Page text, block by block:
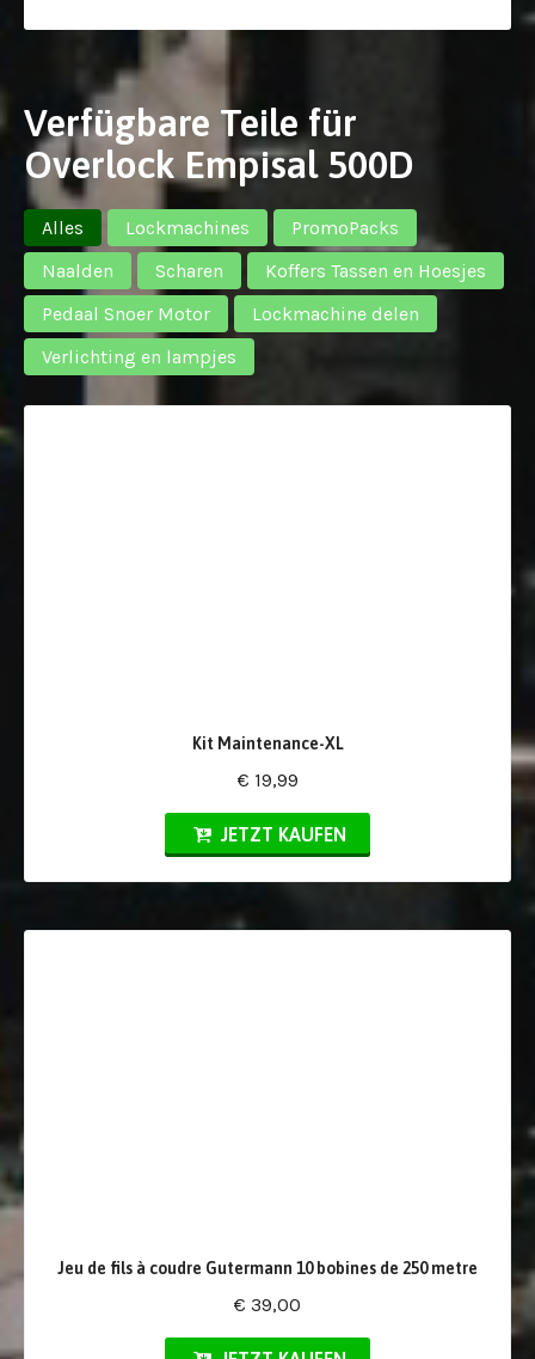
Verfügbare Teile für
Overlock Empisal 500D
Alles Lockmachines
PromoPacks
Naalden
Scharen
Koffers Tassen en Hoesjes
Pedaal Snoer Motor
Lockmachine delen
Verlichting en lampjes
Kit Maintenance-XL
€ 19,99
JETZT KAUFEN
Jeu de fils à coudre Gutermann 10 bobines de 250 metre
€ 39,00